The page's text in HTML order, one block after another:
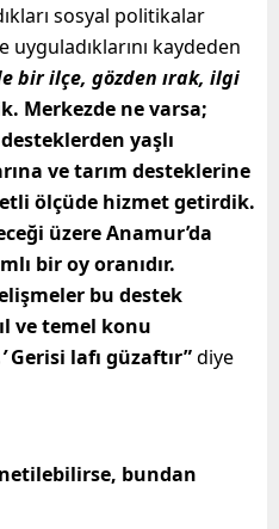
sosyal politikalar
uyguladıklarını kaydeden
bir ilçe, gözden ırak, ilgi
Merkezde ne varsa;
yaşlı
ve tarım desteklerine
ölçüde hizmet getirdik.
üzere Anamur’da
bir oy oranıdır.
bu destek
ve temel konu
Gerisi lafı güzaftır”diye
bundan